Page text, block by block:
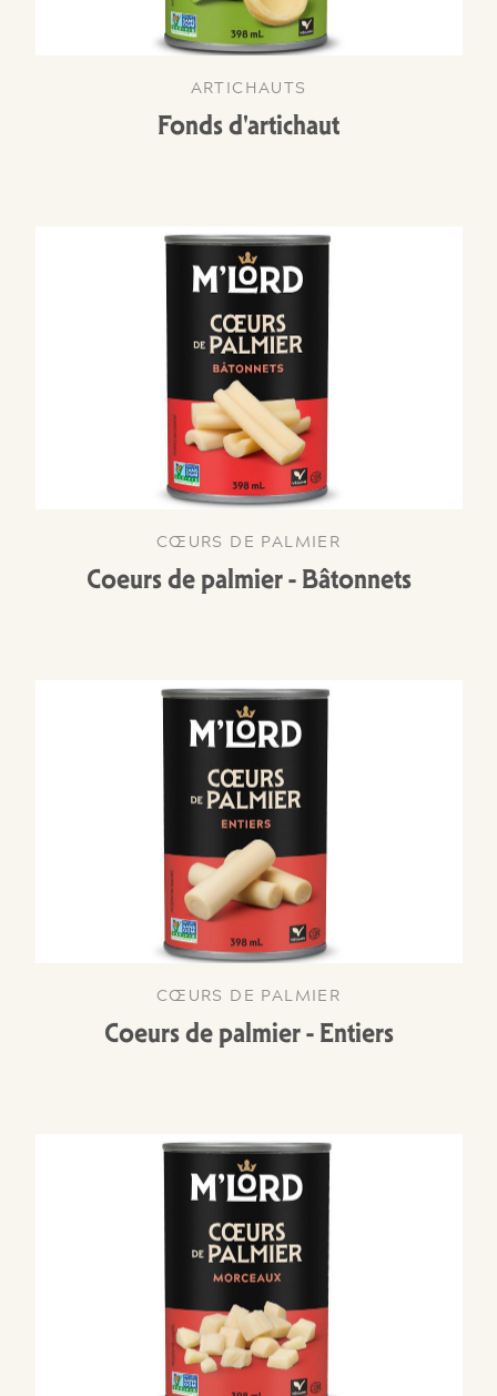
ARTICHAUTS
Fonds d'artichaut
CŒURS DE PALMIER
Coeurs de palmier - Bâtonnets
CŒURS DE PALMIER
Coeurs de palmier - Entiers